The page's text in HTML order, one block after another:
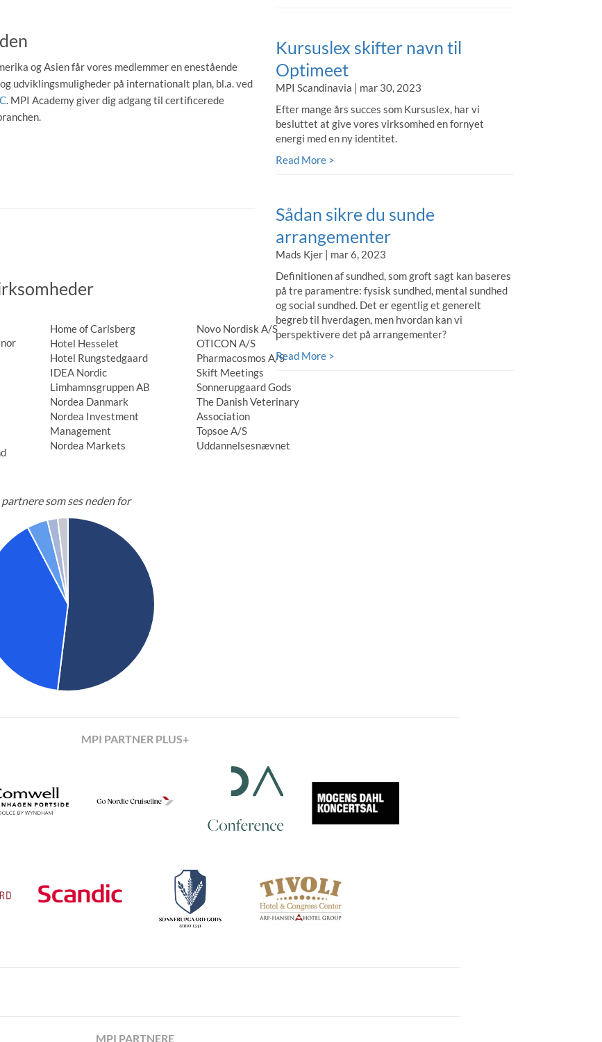
og Asien får vores medlemmer en enestående
udviklingsmuligheder på internationalt plan, bl.a. ved
. MPI Academy giver dig adgang til certificerede
Home of Carlsberg
Hotel Hesselet
Hotel Rungstedgaard
IDEA Nordic
Limhamnsgruppen AB
Nordea Danmark
Nordea Investment
Management
Nordea Markets
Novo Nordisk A/S
OTICON A/S
Pharmacosmos A/S
Skift Meetings
Sonnerupgaard Gods
The Danish Veterinary
Association
Topsoe A/S
Uddannelsesnævnet
som ses neden for
Kursuslex skifter navn til
Optimeet
MPI Scandinavia | mar 30, 2023
Efter mange års succes som Kursuslex, har vi
besluttet at give vores virksomhed en fornyet
energi med en ny identitet.
Read More >
Sådan sikre du sunde
arrangementer
Mads Kjer | mar 6, 2023
Definitionen af sundhed, som groft sagt kan baseres
på tre paramentre: fysisk sundhed, mental sundhed
og social sundhed. Det er egentlig et generelt
begreb til hverdagen, men hvordan kan vi
perspektivere det på arrangementer?
Read More >
MPI PARTNER PLUS+
MPI PARTNERE